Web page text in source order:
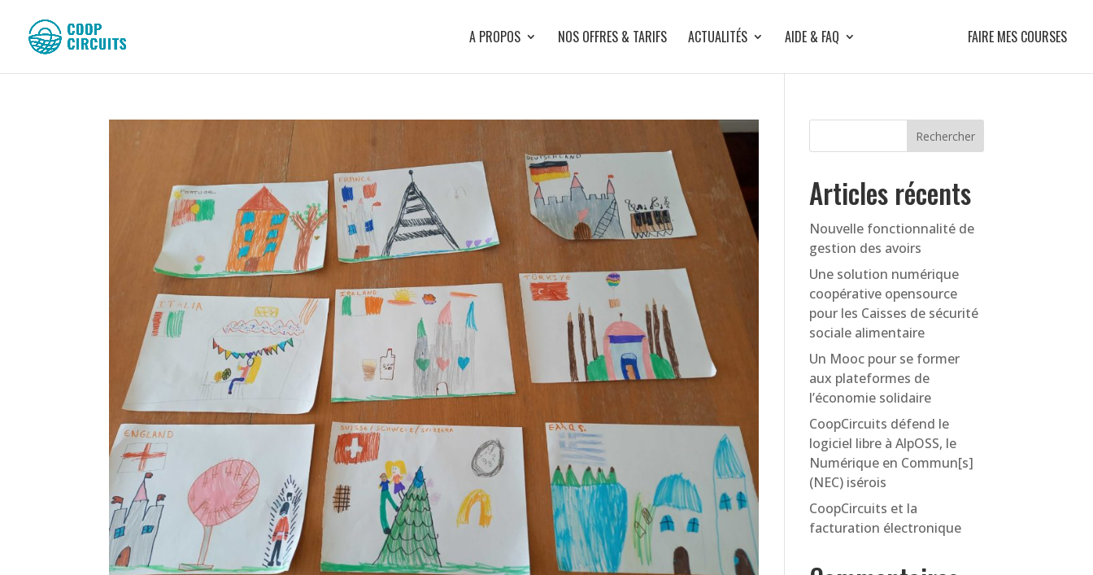
A PROPOS NOS OFFRES & TARIFS ACTUALITÉS AIDE & FAQ FAIRE MES COURSES
Articles récents
Nouvelle fonctionnalité de
gestion des avoirs
Une solution numérique
coopérative opensource
pour les Caisses de sécurité
sociale alimentaire
Un Mooc pour se former
aux plateformes de
l’économie solidaire
CoopCircuits défend le
logiciel libre à AlpOSS, le
Numérique en Commun[s]
(NEC) isérois
CoopCircuits et la
facturation électronique